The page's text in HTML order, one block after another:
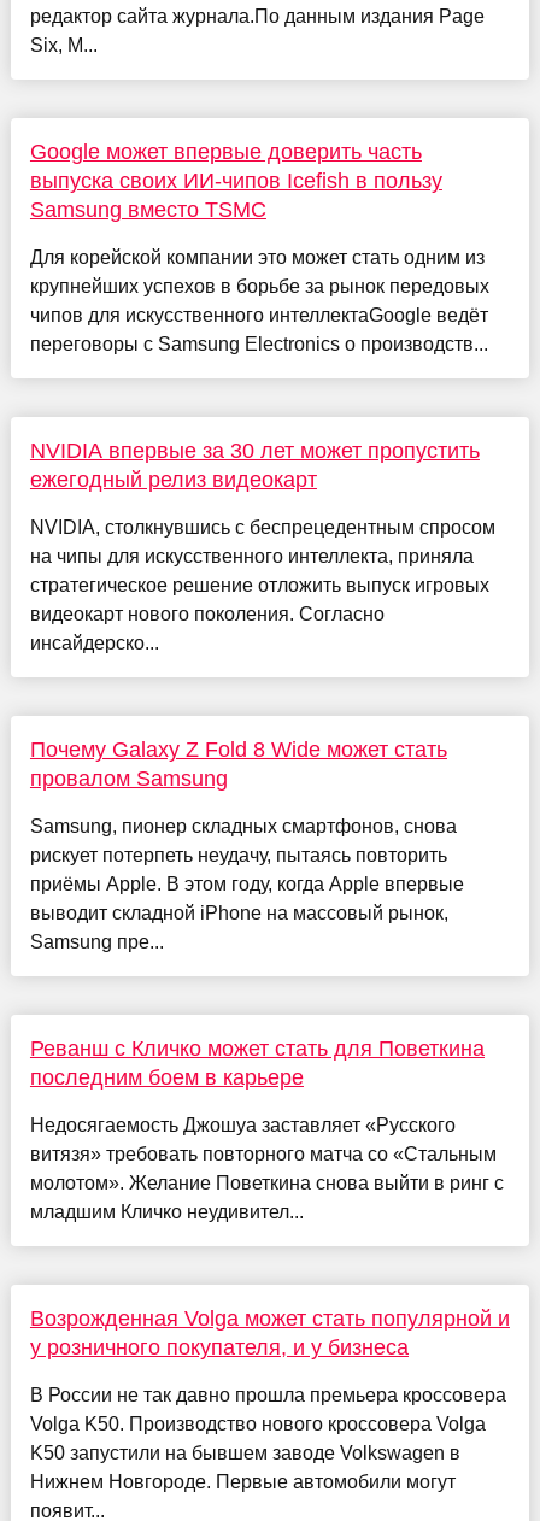
редактор сайта журнала.По данным издания Page
Six, М...
Google может впервые доверить часть
выпуска своих ИИ-чипов Icefish в пользу
Samsung вместо TSMC
Для корейской компании это может стать одним из
крупнейших успехов в борьбе за рынок передовых
чипов для искусственного интеллектаGoogle ведёт
переговоры с Samsung Electronics о производств...
NVIDIA впервые за 30 лет может пропустить
ежегодный релиз видеокарт
NVIDIA, столкнувшись с беспрецедентным спросом
на чипы для искусственного интеллекта, приняла
стратегическое решение отложить выпуск игровых
видеокарт нового поколения. Согласно
инсайдерско...
Почему Galaxy Z Fold 8 Wide может стать
провалом Samsung
Samsung, пионер складных смартфонов, снова
рискует потерпеть неудачу, пытаясь повторить
приёмы Apple. В этом году, когда Apple впервые
выводит складной iPhone на массовый рынок,
Samsung пре...
Реванш с Кличко может стать для Поветкина
последним боем в карьере
Недосягаемость Джошуа заставляет «Русского
витязя» требовать повторного матча со «Стальным
молотом». Желание Поветкина снова выйти в ринг с
младшим Кличко неудивител...
Возрожденная Volga может стать популярной и
у розничного покупателя, и у бизнеса
В России не так давно прошла премьера кроссовера
Volga K50. Производство нового кроссовера Volga
K50 запустили на бывшем заводе Volkswagen в
Нижнем Новгороде. Первые автомобили могут
появит...